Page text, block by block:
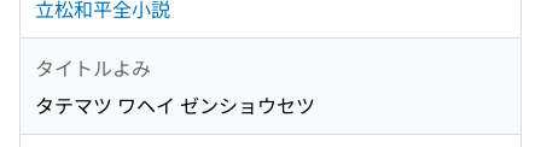
立松和平全小説
タイトルよみ
タテマツ ワヘイ ゼンショウセツ